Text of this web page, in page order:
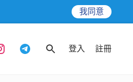
我同意
登入 註冊